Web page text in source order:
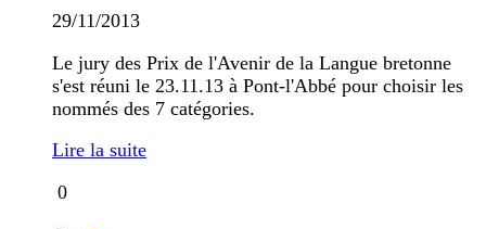
29/11/2013
Le jury des Prix de l'Avenir de la Langue bretonne
s'est réuni le 23.11.13 à Pont-l'Abbé pour choisir les
nommés des 7 catégories.
Lire la suite
0